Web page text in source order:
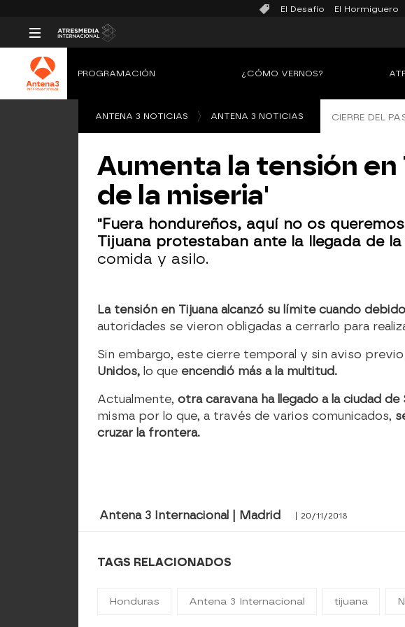
El Desafío El Hormiguero
PROGRAMACIÓN ¿CÓMO VERNOS?
ANTENA 3 NOTICIAS ANTENA 3 NOTICIAS CIERRE DEL
Aumenta la tensión en
de la miseria'
"Fuera hondureños, aquí no os
Tijuana protestaban ante la llegada de
comida y asilo.
La tensión en Tijuana alcanzó su límite cuando
autoridades se vieron obligadas a cerrarlo para
Sin embargo, este cierre temporal y sin aviso
Unidos, lo que encendió más a la multitud.
Actualmente,otra caravana ha llegado a la ciudad de
misma por lo que, a través de varios comunicados,
cruzar la frontera.
Antena 3 Internacional | Madrid | 20/11/2018
TAGS RELACIONADOS
Honduras Antena 3 Internacional tijuana